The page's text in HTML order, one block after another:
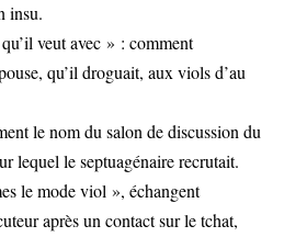
insu.
veut avec » : comment
qu’il droguait, aux viols d’au
le nom du salon de discussion du
lequel le septuagénaire recrutait.
le mode viol », échangent
après un contact sur le tchat,